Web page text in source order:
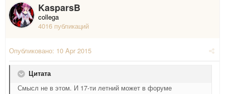
KasparsB
collega
4016 публикаций
Опубликовано: 10 Apr 2015
Цитата
Смысл не в этом. И 17-ти летний может в форуме